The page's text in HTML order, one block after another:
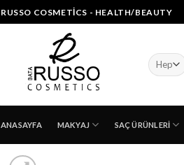
RUSSO COSMETICS - HEALTH/BEAUTY
ANASAYFA MAKYAJ SAÇ ÜRÜNLERI